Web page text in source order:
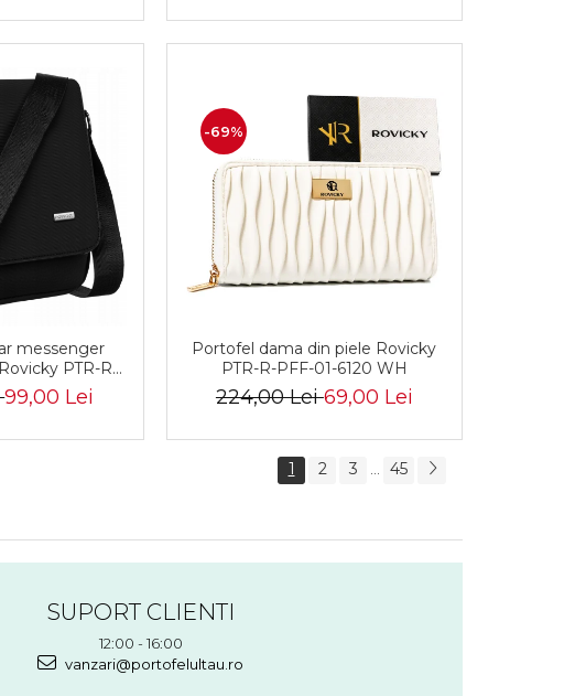
messenger
PTR-R-
BL
99,00 Lei
-69%
Portofel dama din piele Rovicky
PTR-R-PFF-01-6120 WH
224,00 Lei69,00 Lei
1 2 3 45
SUPORT CLIENTI
12:00 - 16:00
vanzari@portofelultau.ro